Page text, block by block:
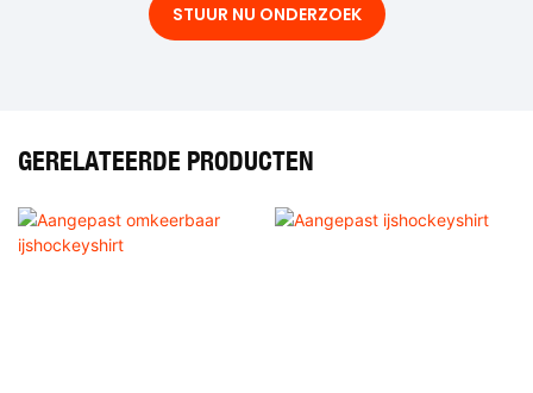
STUUR NU ONDERZOEK
GERELATEERDE PRODUCTEN